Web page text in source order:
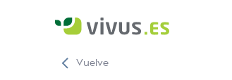
Vuelve